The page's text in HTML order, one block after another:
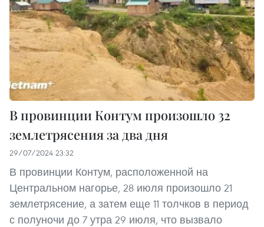
В провинции Контум произошло 32
землетрясения за два дня
29/07/2024 23:32
В провинции Контум, расположенной на
Центральном нагорье, 28 июля произошло 21
землетрясение, а затем еще 11 толчков в период
с полуночи до 7 утра 29 июля, что вызвало